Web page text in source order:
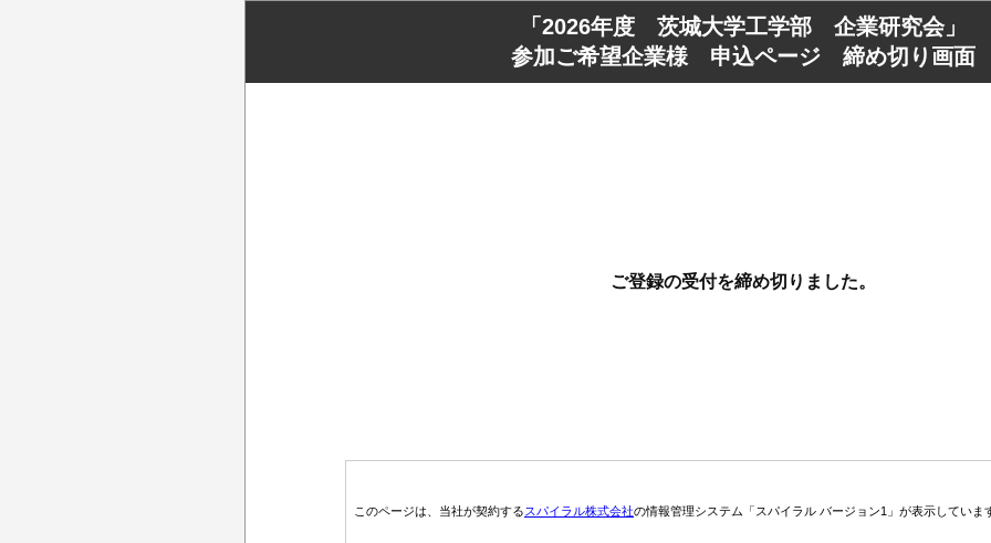
「2026年度 茨城大学工学部 企業研究会」
参加ご希望企業様 申込ページ 締め切り画面
ご登録の受付を締め切りました。
このページは、当社が契約するスパイラル株式会社の情報管理システム「スパイラル バージョン1」が表示していま